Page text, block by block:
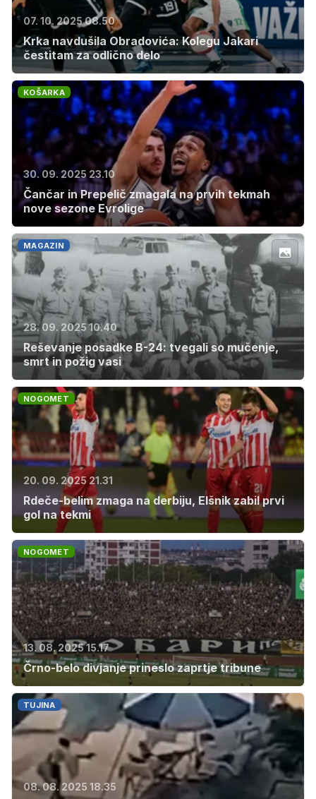
07. 10. 2025 08.50
Krka navdušila Obradovića: Kolegu Jakari
čestitam za odlično delo
KOŠARKA
30. 09. 2025 23.10
Čančar in Prepelič zmagala na prvih tekmah
nove sezone Evrolige
MAGAZIN
28. 09. 2025 10.40
Reševanje posadke B-24: tvegali so mučenje,
smrt in požig vasi
NOGOMET
20. 09. 2025 21.31
Rdeče-belim zmaga na derbiju, Elšnik zabil prvi
gol na tekmi
NOGOMET
13. 08. 2025 15.17
Črno-belo divjanje prineslo zaprtje tribune
TUJINA
08. 08. 2025 18.35